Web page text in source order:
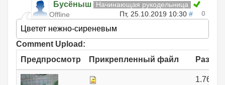
Бусёныш
Начинающая рукодельница
Offline
Пт, 25.10.2019 10:30 # 0
Цветет нежно-сиреневым
Comment Upload:
Предпросмотр
Прикрепленный файл Размер
1.76 МБ